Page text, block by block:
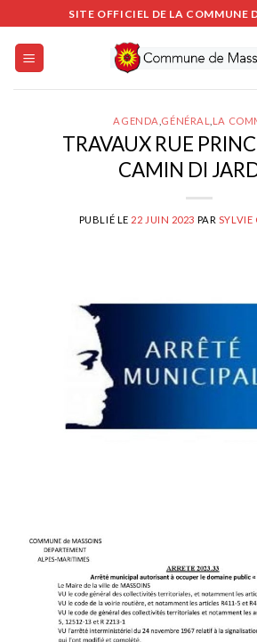
au
contenu
SITE OFFICIEL DE LA COMMUNE
AGENDA GÉNÉRAL LA
TRAVAUX RUE
CAMIN DI
PUBLIÉ LE 22 JUIN 2023 PAR